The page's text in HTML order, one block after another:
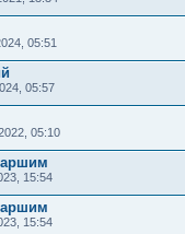
05:51
05:57
05:10
15:54
15:54